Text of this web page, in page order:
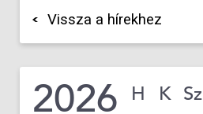
Vissza a hírekhez
2026
H K Sz